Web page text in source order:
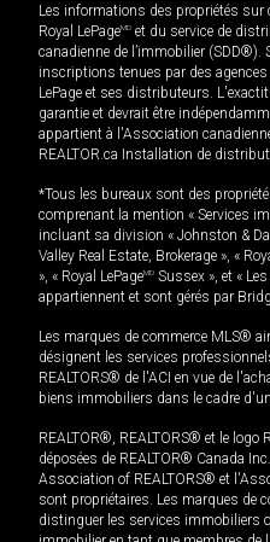
Les informations des propriétés
Royal LePageMD et du service de
canadienne de l’immobilier (SDD®).
inscriptions tenues par des
LePage et ses distributeurs.
garantie et devrait être
appartient à l'Association
REALTOR.ca Installation de
*Tous les bureaux sont des
comprenant la mention « Services
incluant sa division « Johnston &
Valley Real Estate, Brokerage », «
», « Royal LePageMD Sussex », et «
appartiennent et sont gérés par
Les marques de commerce MLS®
désignent les services
REALTORS® de l'ACI en vue de
biens immobiliers dans le cadre
REALTOR®, REALTORS® et le
déposées de REALTOR® Canada
Association of REALTORS® et
sont propriétaires. Les marques de
distinguer les services immobiliers